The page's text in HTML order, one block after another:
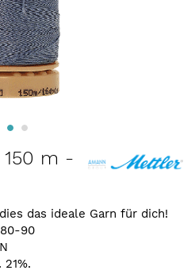
150 m -
das ideale Garn für dich!
90